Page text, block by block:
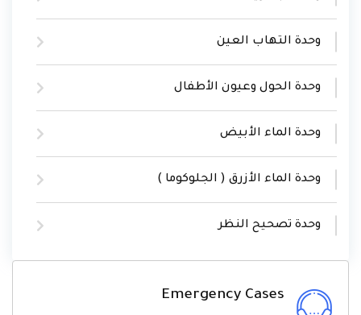
وحدة التهاب العين
وحدة الحول وعيون الأطفال
وحدة الماء الأبيض
وحدة الماء الأزرق ( الجلوكوما )
وحدة تصحيح النظر
Emergency Cases